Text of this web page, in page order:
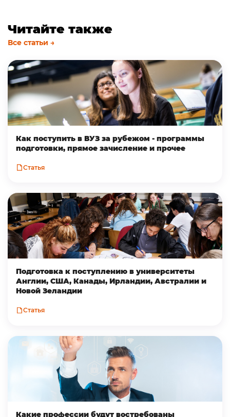
Читайте также
Все статьи →
Как поступить в ВУЗ за рубежом - программы
подготовки, прямое зачисление и прочее
Статья
Подготовка к поступлению в университеты
Англии, США, Канады, Ирландии, Австралии и
Новой Зеландии
Статья
Какие профессии будут востребованы